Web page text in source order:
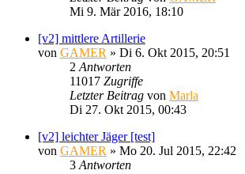
Mi 9. Mär 2016, 18:10
[v2] mittlere Artillerie
von GAMER » Di 6. Okt 2015, 20:51
2 Antworten
11017 Zugriffe
Letzter Beitrag von Marla
Di 27. Okt 2015, 00:43
[v2] leichter Jäger [test]
von GAMER » Mo 20. Jul 2015, 22:42
3 Antworten